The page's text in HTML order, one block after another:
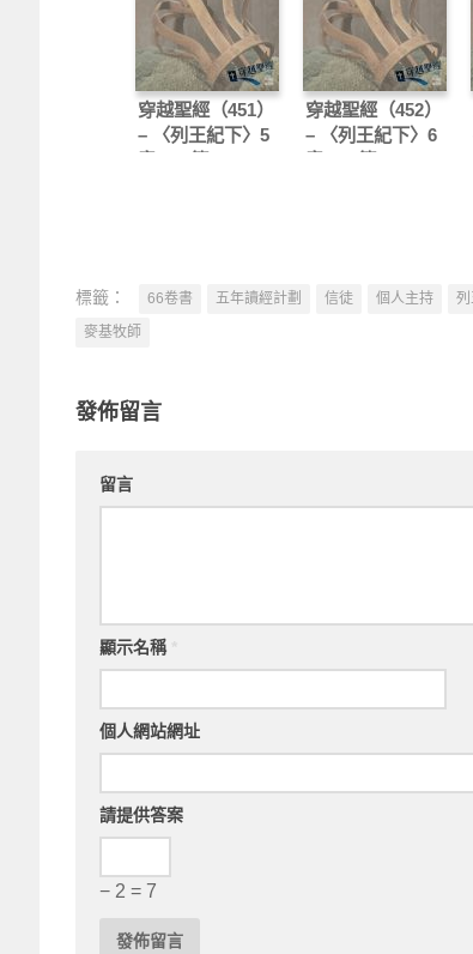
穿越聖經（451）
– 〈列王紀下〉5
穿越聖經（452）
– 〈列王紀下〉6
標籤： 66卷書 五年讀經計劃 信徒 個人主持 列
麥基牧師
發佈留言
留言
顯示名稱
個人網站網址
請提供答案
− 2 = 7